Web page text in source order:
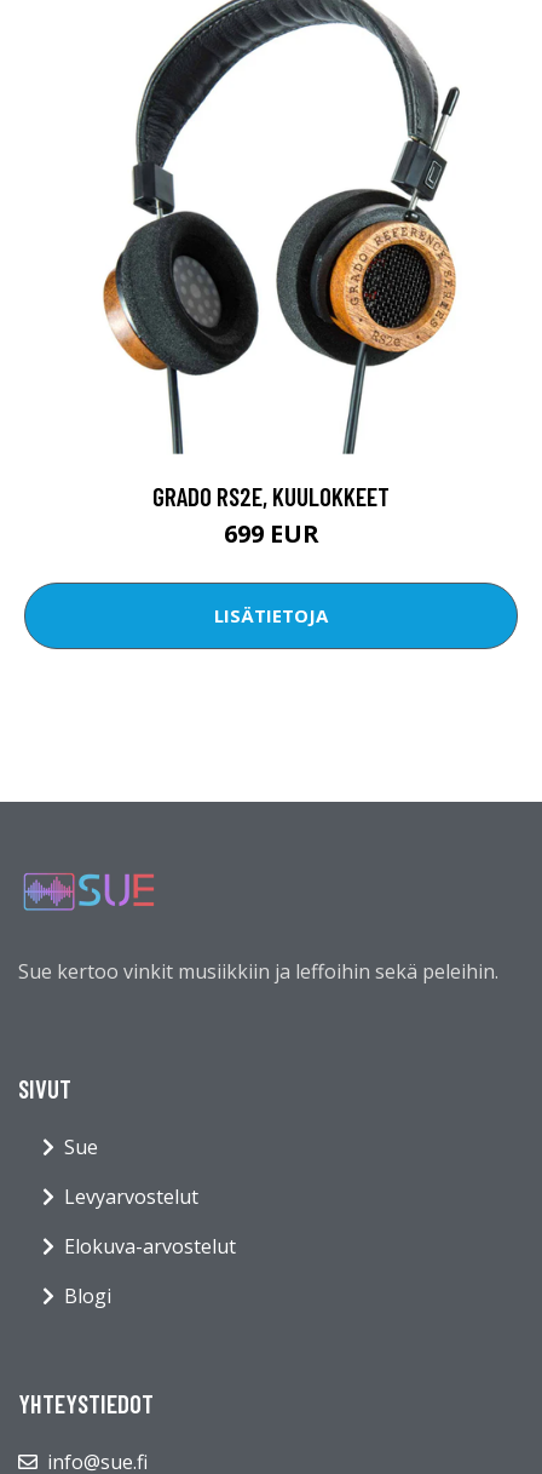
GRADO RS2E, KUULOKKEET
699 EUR
LISÄTIETOJA
Sue kertoo vinkit musiikkiin ja leffoihin sekä peleihin.
SIVUT
Sue
Levyarvostelut
Elokuva-arvostelut
Blogi
YHTEYSTIEDOT
info@sue.fi